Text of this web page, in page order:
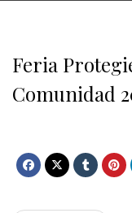
Feria
Comunidad